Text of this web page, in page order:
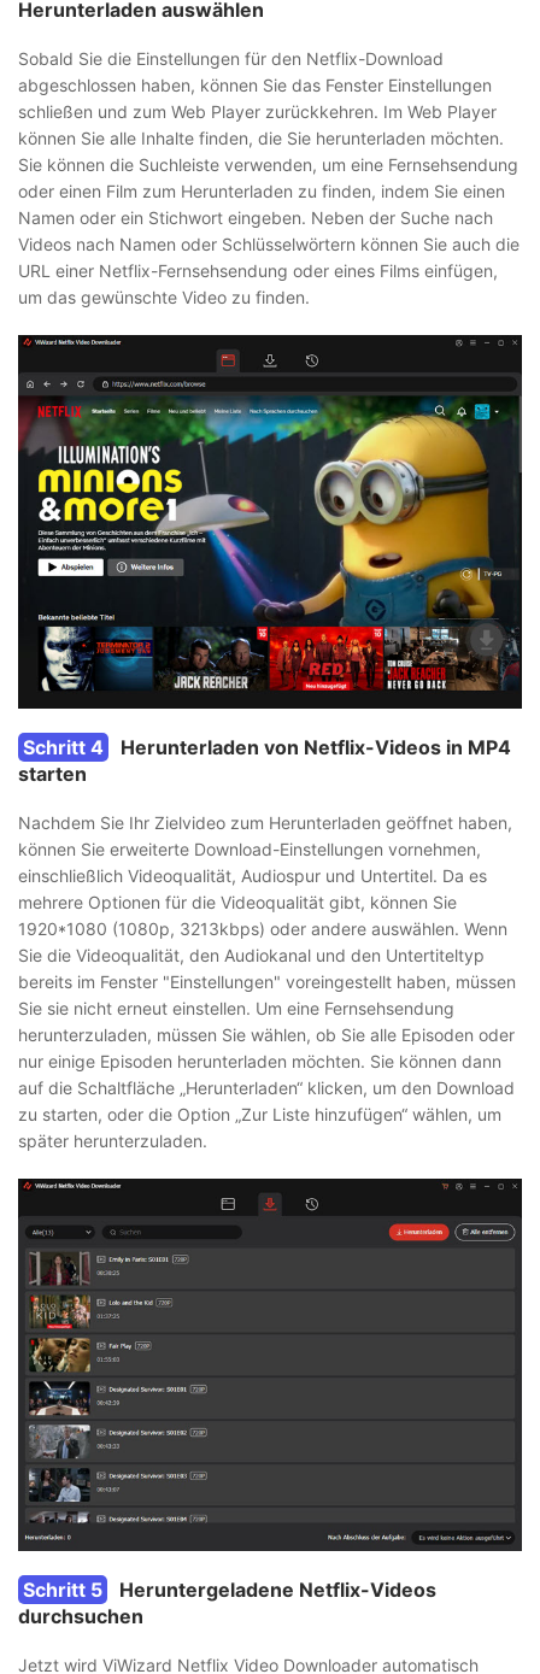
Herunterladen auswählen
Sobald Sie die Einstellungen für den Netflix-Download
abgeschlossen haben, können Sie das Fenster Einstellungen
schließen und zum Web Player zurückkehren. Im Web Player
können Sie alle Inhalte finden, die Sie herunterladen möchten.
Sie können die Suchleiste verwenden, um eine Fernsehsendung
oder einen Film zum Herunterladen zu finden, indem Sie einen
Namen oder ein Stichwort eingeben. Neben der Suche nach
Videos nach Namen oder Schlüsselwörtern können Sie auch die
URL einer Netflix-Fernsehsendung oder eines Films einfügen,
um das gewünschte Video zu finden.
Schritt 4
Herunterladen von Netflix-Videos in MP4
starten
Nachdem Sie Ihr Zielvideo zum Herunterladen geöffnet haben,
können Sie erweiterte Download-Einstellungen vornehmen,
einschließlich Videoqualität, Audiospur und Untertitel. Da es
mehrere Optionen für die Videoqualität gibt, können Sie
1920*1080 (1080p, 3213kbps) oder andere auswählen. Wenn
Sie die Videoqualität, den Audiokanal und den Untertiteltyp
bereits im Fenster "Einstellungen" voreingestellt haben, müssen
Sie sie nicht erneut einstellen. Um eine Fernsehsendung
herunterzuladen, müssen Sie wählen, ob Sie alle Episoden oder
nur einige Episoden herunterladen möchten. Sie können dann
auf die Schaltfläche „Herunterladen“ klicken, um den Download
zu starten, oder die Option „Zur Liste hinzufügen“ wählen, um
später herunterzuladen.
Schritt 5
Heruntergeladene Netflix-Videos
durchsuchen
Jetzt wird ViWizard Netflix Video Downloader automatisch